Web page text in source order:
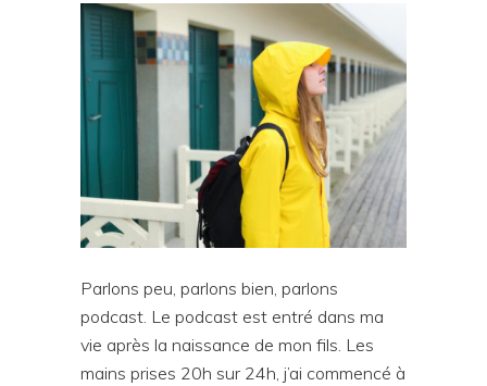
Parlons peu, parlons bien, parlons
podcast. Le podcast est entré dans ma
vie après la naissance de mon fils. Les
mains prises 20h sur 24h, j’ai commencé à